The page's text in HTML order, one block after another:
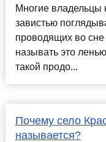
Многие владельцы
завистью
проводящих во сне
называть это
такой продо...
Почему село
называется?